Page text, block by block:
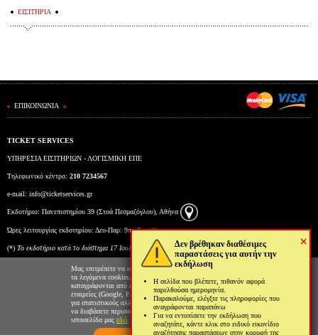
×
Δεν βρέθηκαν διαθέσιμες
παραστάσεις για αυτήν την
εκδήλωση
Η σελίδα που βλέπετε, πιθανόν αφορά
παρελθούσα ημερομηνία.
Παρακαλούμε, ελέγξτε τις πληροφορίες που
αναγράφονται παραπάνω
Για να εντοπίσετε την εκδήλωση που
αναζητάτε, κάντε κλικ στο ειδικό εικονίδιο
αναζήτησης παραστάσεων στην κορυφή της
ΕΙΣΙΤΗΡΙΑ
ΕΠΙΚΟΙΝΩΝΙΑ
TICKET SERVICES
ΥΠΗΡΕΣΙΑ ΕΙΣΙΤΗΡΙΩΝ - ΛΟΓΙΣΜΙΚΗ ΕΠΕ
Τηλεφωνικό κέντρο: 210 7234567
e-mail: info@ticketservices.gr
Εκδοτήριο: Πανεπιστημίου 39 (Στοά Πεσμαζόγλου), Αθήνα
Ώρες λειτουργίας εκδοτηρίου: Δευ-Παρ: 9πμ-5μμ (*)
(*) To εκδοτήριο κατά το διάστημα 17 Ιουλίου έως και 6 Αυγούστου θα λειτουργεί Δευτέρα έως
Παρασκευή από τις 10:00 έως τις 15:00.Μας επιτρέπετε να αποθηκεύουμε στον φυλλομετρητή σας
τα λεγόμενα cookies; Με αυτόν τον τρόπο θα
καταγράφονται από εμάς και τρίτες συνεργαζόμενες
εταιρείες (Google, Facebook κτλ) στοιχεία επισκεψιμότητας
για στατιστικούς αλλά και διαφημιστικούς λόγους. Μπορείτε
να διαβάσετε περισσότερα για την χρήση cookies από την
ιστοσελίδα μας εδώ